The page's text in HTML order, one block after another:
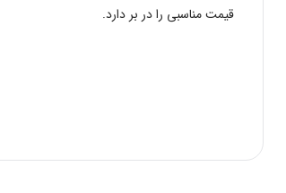
قیمت مناسبی را در بر دارد.